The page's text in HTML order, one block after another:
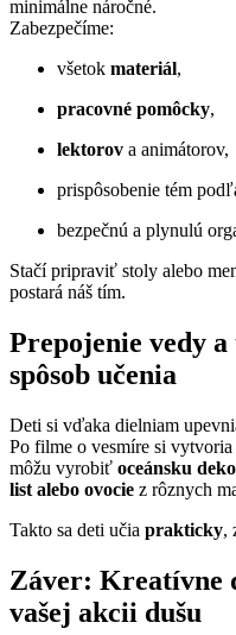
minimálne náročné.
Zabezpečíme:
všetok materiál,
pracovné pomôcky,
lektorov a animátorov,
prispôsobenie tém
bezpečnú a plynulú
Stačí pripraviť stoly alebo
postará náš tím.
Prepojenie vedy
spôsob učenia
Deti si vďaka dielniam
Po filme o vesmíre si vytvoria
môžu vyrobiť oceánsku
list alebo ovocie z rôznych
Takto sa deti učia prakticky,
Záver: Kreatívne
vašej akcii dušu